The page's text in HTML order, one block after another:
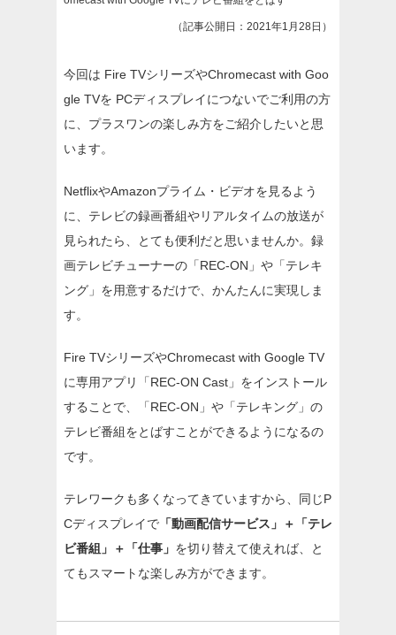
（記事公開日：2021年1月28日）
今回は Fire TVシリーズやChromecast with Goo
gle TVを PCディスプレイにつないでご利用の方
に、プラスワンの楽しみ方をご紹介したいと思
います。
NetflixやAmazonプライム・ビデオを見るよう
に、テレビの録画番組やリアルタイムの放送が
見られたら、とても便利だと思いませんか。録
画テレビチューナーの「REC-ON」や「テレキ
ング」を用意するだけで、かんたんに実現しま
す。
Fire TVシリーズやChromecast with Google TV
に専用アプリ「REC-ON Cast」をインストール
することで、「REC-ON」や「テレキング」の
テレビ番組をとばすことができるようになるの
です。
テレワークも多くなってきていますから、同じP
Cディスプレイで 「動画配信サービス」＋「テレ
ビ番組」＋「仕事」 を切り替えて使えれば、と
てもスマートな楽しみ方ができます。